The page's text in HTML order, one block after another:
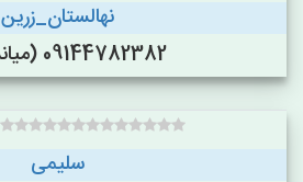
نهالستان_زرین
09144782382 (میاندوآب)
سلیمی